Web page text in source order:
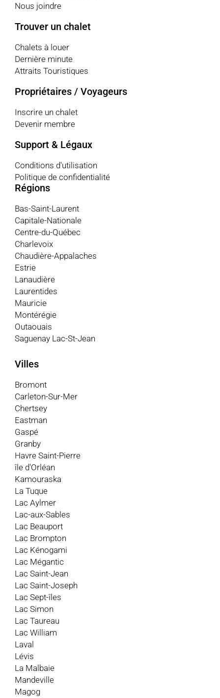
Nous joindre
Trouver un chalet
Chalets à louer
Dernière minute
Attraits Touristiques
Propriétaires / Voyageurs
Inscrire un chalet
Devenir membre
Support & Légaux
Conditions d'utilisation
Politique de confidentialité
Régions
Bas-Saint-Laurent
Capitale-Nationale
Centre-du-Québec
Charlevoix
Chaudière-Appalaches
Estrie
Lanaudière
Laurentides
Mauricie
Montérégie
Outaouais
Saguenay Lac-St-Jean
Villes
Bromont
Carleton-Sur-Mer
Chertsey
Eastman
Gaspé
Granby
Havre Saint-Pierre
île d'Orléan
Kamouraska
La Tuque
Lac Aylmer
Lac-aux-Sables
Lac Beauport
Lac Brompton
Lac Kénogami
Lac Mégantic
Lac Saint-Jean
Lac Saint-Joseph
Lac Sept-îles
Lac Simon
Lac Taureau
Lac William
Laval
Lévis
La Malbaie
Mandeville
Magog